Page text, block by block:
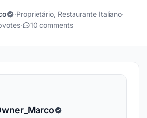
·Proprietário, Restaurante Italiano·
· 10 comments